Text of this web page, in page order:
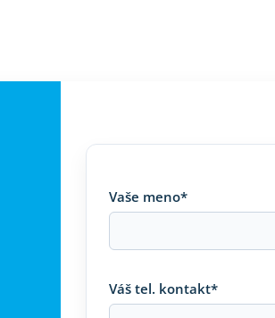
Vaše meno*
Váš tel. kontakt*